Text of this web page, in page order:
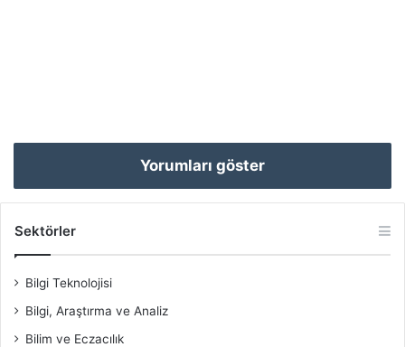
Yorumları göster
Sektörler
Bilgi Teknolojisi
Bilgi, Araştırma ve Analiz
Bilim ve Eczacılık